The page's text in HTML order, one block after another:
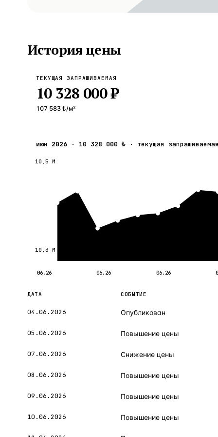
История цены
ТЕКУЩАЯ ЗАПРАШИВАЕМАЯ
10 328 000 ₺
107 583 ₺/м²
июн 2026 · 10 328 000 ₺ · текущая
10,5 М
10,3 М
06.26 06.26 06.26
ДАТА СОБЫТИЕ
04.06.2026 Опубликован
05.06.2026 Повышение цены
07.06.2026 Снижение цены
08.06.2026 Повышение цены
09.06.2026 Повышение цены
10.06.2026 Повышение цены